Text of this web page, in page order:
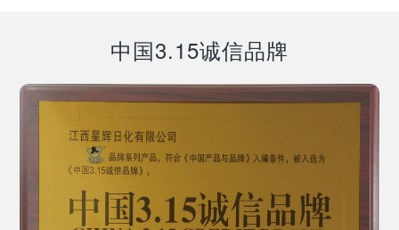
中国3.15诚信品牌